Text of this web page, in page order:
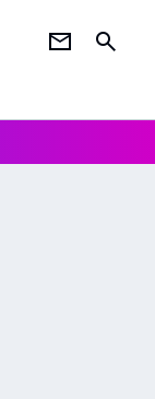
newsletter search